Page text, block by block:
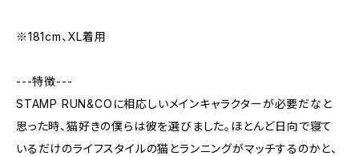
※181cm、XL着用
---特徴---
STAMP RUN&COに相応しいメインキャラクターが必要だなと
思った時、猫好きの僕らは彼を選びました。ほとんど日向で寝て
いるだけのライフスタイルの猫とランニングがマッチするのかと、